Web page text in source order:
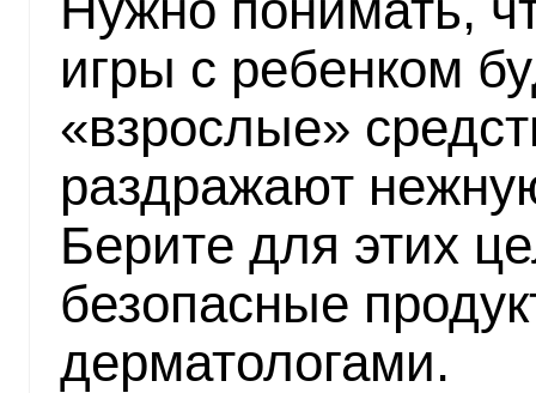
игры с ребенком
«взрослые»
раздражают
Берите для этих
безопасные
дерматологами.